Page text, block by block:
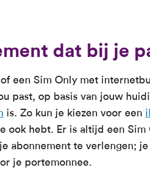
dat bij je
een Sim Only met
past, op basis van jouw
is. Zo kun je kiezen voor een
ook hebt. Er is altijd een
abonnement te verlengen;
je portemonnee.